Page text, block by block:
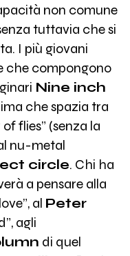
non comune
tuttavia che si
I più giovani
che compongono
Nine inch
che spazia tra
flies” (senza la
nu-metal
circle. Chi ha
a pensare alla
al Peter
agli
di quel